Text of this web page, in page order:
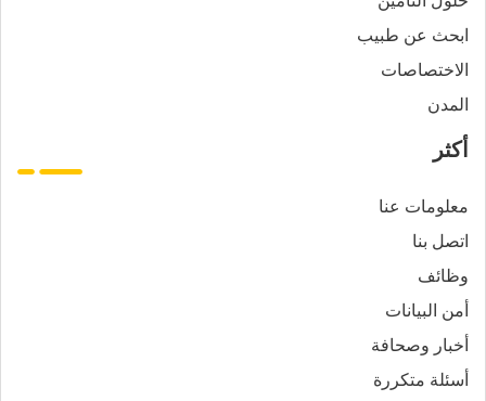
ابحث عن طبيب
الاختصاصات
المدن
أكثر
معلومات عنا
اتصل بنا
وظائف
أمن البيانات
أخبار وصحافة
أسئلة متكررة